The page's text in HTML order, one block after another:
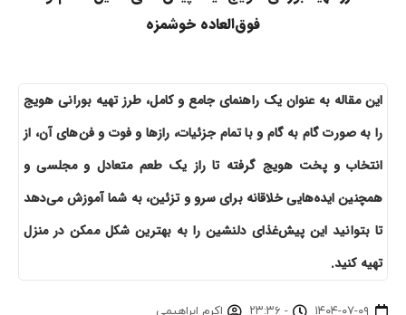
فوق‌العاده خوشمزه
این مقاله به عنوان یک راهنمای جامع و کامل، طرز تهیه بورانی هویج
را به صورت گام به گام و با تمام جزئیات، رازها و فوت و فن‌های آن، از
انتخاب و پخت هویج گرفته تا راز یک طعم متعادل و مجلسی و
همچنین ایده‌هایی خلاقانه برای سرو و تزئین، به شما آموزش می‌دهد
تا بتوانید این پیش‌غذای دلنشین را به بهترین شکل ممکن در منزل
تهیه کنید.
۱۴۰۴-۰۷-۰۹ - ۲۳:۳۶ اکرم ابراهیمی